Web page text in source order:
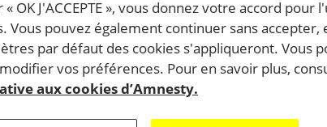
contre la pauvreté et les inégalités »
Haute-Normandie, 5 rue Robert Schumann avec
« OK J'ACCEPTE », vous donnez votre accord pour
Vous pouvez également continuer sans accepter,
par défaut des cookies s'appliqueront. Vous
vos préférences. Pour en savoir plus,
aux cookies d’Amnesty.